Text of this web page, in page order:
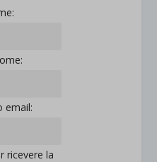
email:
ricevere la